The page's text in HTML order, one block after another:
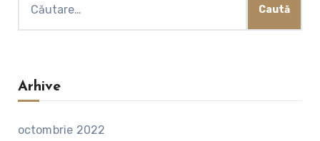
după:
Arhive
octombrie 2022